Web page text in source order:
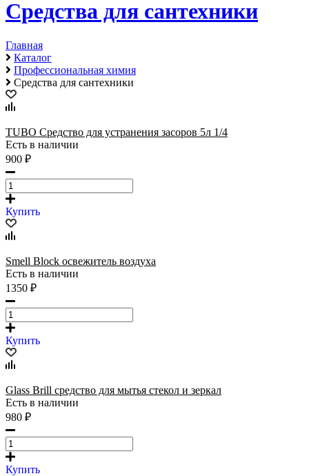
Средства для сантехники
Главная
Каталог
Профессиональная химия
Средства для сантехники
TUBO Средство для устранения засоров 5л 1/4
Есть в наличии
900 ₽
Купить
Smell Block освежитель воздуха
Есть в наличии
1350 ₽
Купить
Glass Brill средство для мытья стекол и зеркал
Есть в наличии
980 ₽
Купить